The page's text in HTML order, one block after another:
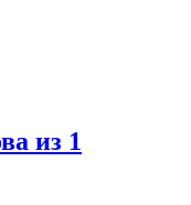
из 1